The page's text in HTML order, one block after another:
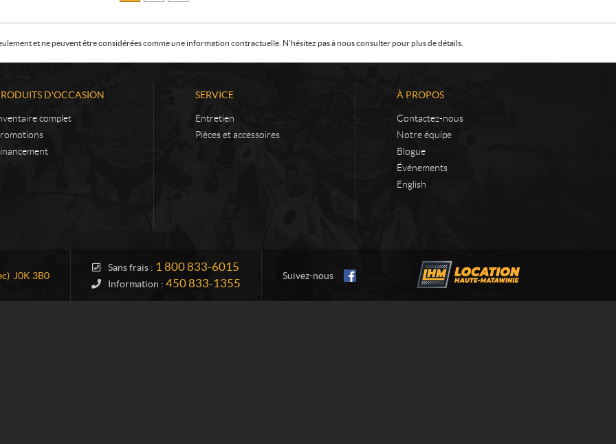
et ne peuvent être considérées comme une information contractuelle. N'hésitez pas à nous consulter pour plus de détails.
D'OCCASION
complet
SERVICE
Entretien
Pièces et accessoires
À PROPOS
Contactez-nous
Notre équipe
Blogue
Événements
English
J0K 3B0
Sans frais : 1 800 833-6015
Information : 450 833-1355
Suivez-nous